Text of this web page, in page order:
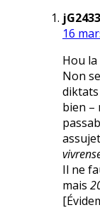
jG2433
16
Hou
Non
diktats
bien –
Il ne
mais